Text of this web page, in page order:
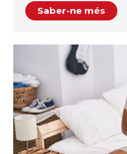
Saber-ne més